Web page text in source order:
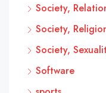
Society,
Society,
Society,
Software